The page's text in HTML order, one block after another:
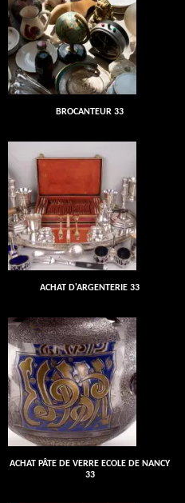
BROCANTEUR 33
ACHAT D'ARGENTERIE 33
ACHAT PÂTE DE VERRE ECOLE DE NANCY
33